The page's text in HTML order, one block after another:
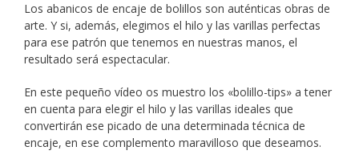
Los abanicos de encaje de bolillos son auténticas obras de
arte. Y si, además, elegimos el hilo y las varillas perfectas
para ese patrón que tenemos en nuestras manos, el
resultado será espectacular.
En este pequeño vídeo os muestro los «bolillo-tips» a tener
en cuenta para elegir el hilo y las varillas ideales que
convertirán ese picado de una determinada técnica de
encaje, en ese complemento maravilloso que deseamos.